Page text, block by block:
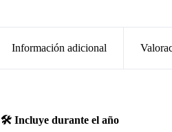
Información adicional
🛠️ Incluye durante el año